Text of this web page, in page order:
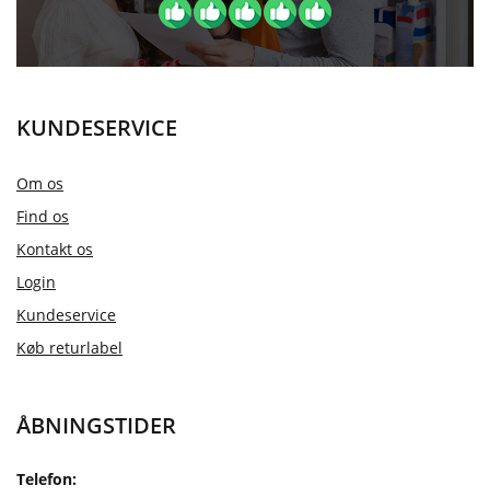
KUNDESERVICE
Om os
Find os
Kontakt os
Login
Kundeservice
Køb returlabel
ÅBNINGSTIDER
Telefon: